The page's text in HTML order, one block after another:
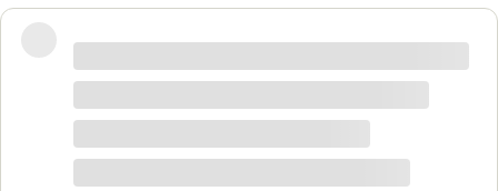
odpowiedzi na wszystkie pytania, biżuteria
jest piękna! Ceny bardzo korzystne, na